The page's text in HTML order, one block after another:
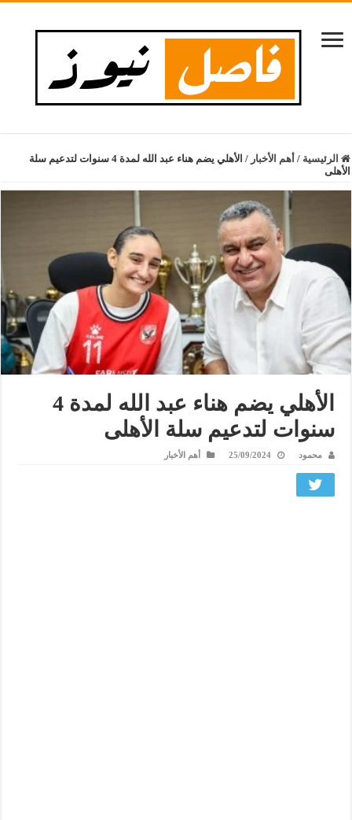
الرئيسية / أهم الأخبار /
الأهلي يضم هناء عبد الله لمدة 4 سنوات لتدعيم سلة
الأهلى
الأهلي يضم هناء عبد الله لمدة 4
سنوات لتدعيم سلة الأهلى
محمود 25/09/2024 أهم الأخبار